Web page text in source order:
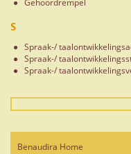
Gehoordrempel
S
Spraak-/
Spraak-/
Spraak-/
Benaudira Home